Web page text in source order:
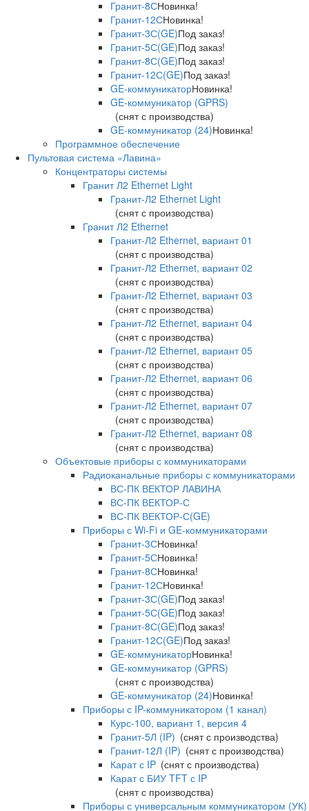
Гранит-8СНовинка!
Гранит-12СНовинка!
Гранит-3С(GE)Под заказ!
Гранит-5С(GE)Под заказ!
Гранит-8С(GE)Под заказ!
Гранит-12С(GE)Под заказ!
GE-коммуникаторНовинка!
GE-коммуникатор (GPRS)
(снят с производства)
GE-коммуникатор (24)Новинка!
Программное обеспечение
Пультовая система «Лавина»
Концентраторы системы
Гранит Л2 Ethernet Light
Гранит-Л2 Ethernet Light
(снят с производства)
Гранит Л2 Ethernet
Гранит-Л2 Ethernet, вариант 01
(снят с производства)
Гранит-Л2 Ethernet, вариант 02
(снят с производства)
Гранит-Л2 Ethernet, вариант 03
(снят с производства)
Гранит-Л2 Ethernet, вариант 04
(снят с производства)
Гранит-Л2 Ethernet, вариант 05
(снят с производства)
Гранит-Л2 Ethernet, вариант 06
(снят с производства)
Гранит-Л2 Ethernet, вариант 07
(снят с производства)
Гранит-Л2 Ethernet, вариант 08
(снят с производства)
Объектовые приборы с коммуникаторами
Радиоканальные приборы с коммуникаторами
ВС-ПК ВЕКТОР ЛАВИНА
ВС-ПК ВЕКТОР-С
ВС-ПК ВЕКТОР-С(GE)
Приборы с Wi-Fi и GE-коммуникаторами
Гранит-3СНовинка!
Гранит-5СНовинка!
Гранит-8СНовинка!
Гранит-12СНовинка!
Гранит-3С(GE)Под заказ!
Гранит-5С(GE)Под заказ!
Гранит-8С(GE)Под заказ!
Гранит-12С(GE)Под заказ!
GE-коммуникаторНовинка!
GE-коммуникатор (GPRS)
(снят с производства)
GE-коммуникатор (24)Новинка!
Приборы с IP-коммуникатором (1 канал)
Курс-100, вариант 1, версия 4
Гранит-5Л (IP) (снят с производства)
Гранит-12Л (IP) (снят с производства)
Карат с IP (снят с производства)
Карат с БИУ TFT с IP
(снят с производства)
Приборы с универсальным коммуникатором (УК)